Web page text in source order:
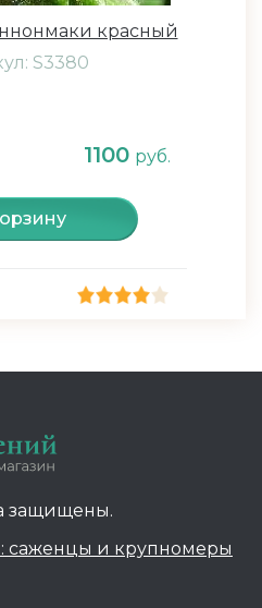
красный
S3380
1100 руб.
защищены.
саженцы и крупномеры